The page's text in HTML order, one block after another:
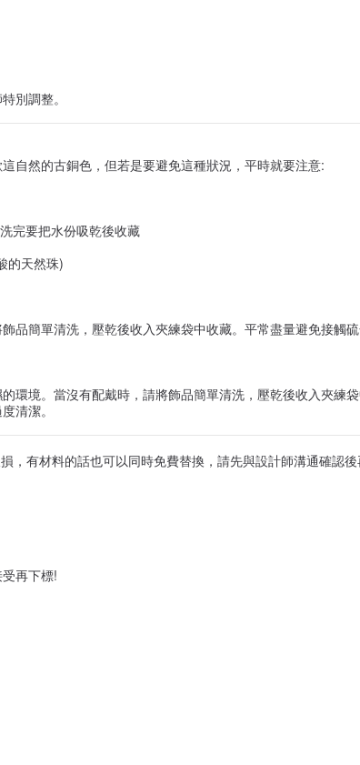
別調整。
自然的古銅色，但若是要避免這種狀況，平時就要注意:
完要把水份吸乾後收藏
的天然珠)
簡單清洗，壓乾後收入夾練袋中收藏。平常盡量避免接觸
境。當沒有配戴時，請將飾品簡單清洗，壓乾後收入夾練
清潔。
有材料的話也可以同時免費替換，請先與設計師溝通確認
再下標!